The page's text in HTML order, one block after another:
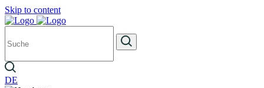
Skip to content
DE